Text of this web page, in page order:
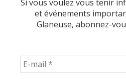
Si vous voulez vous tenir
et événements
Glaneuse, abonnez-